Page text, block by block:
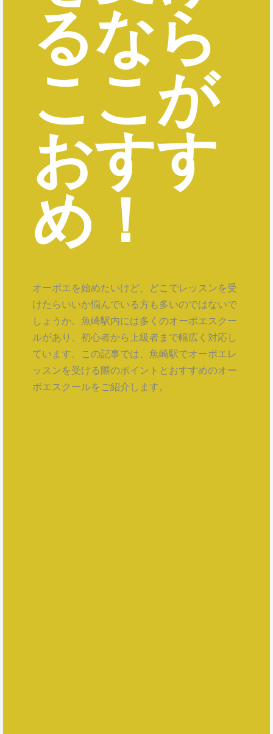
るなら
ここが
おすす
め！
オーボエを始めたいけど、どこでレッスンを受
けたらいいか悩んでいる方も多いのではないで
しょうか。魚崎駅内には多くのオーボエスクー
ルがあり、初心者から上級者まで幅広く対応し
ています。この記事では、魚崎駅でオーボエレ
ッスンを受ける際のポイントとおすすめのオー
ボエスクールをご紹介します。